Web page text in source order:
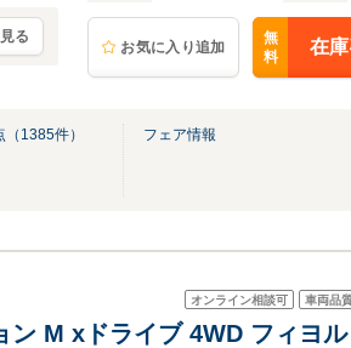
る
お気に入り追加
無
料
在
（ 1385件） フェア情報
オンライン相談可 車両品
ン M xドライブ 4WD フィヨ